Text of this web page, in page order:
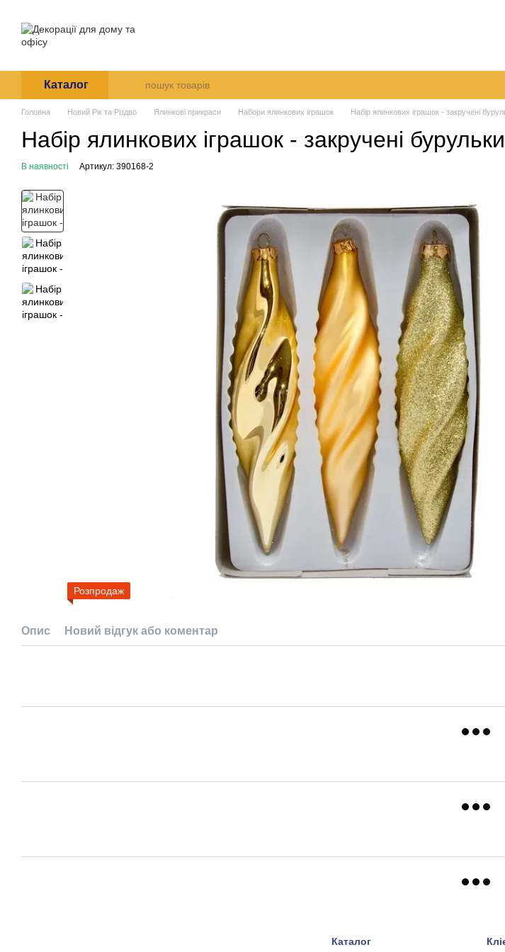
Каталог
Головна Новий Рік та Різдво Ялинкові прикраси Набори ялинкових іграшок Набір ялинкових іграшок - закручені
Набір ялинкових іграшок - закручені
В наявності Артикул: 390168-2
Розпродаж
Опис Новий відгук або коментар
Каталог